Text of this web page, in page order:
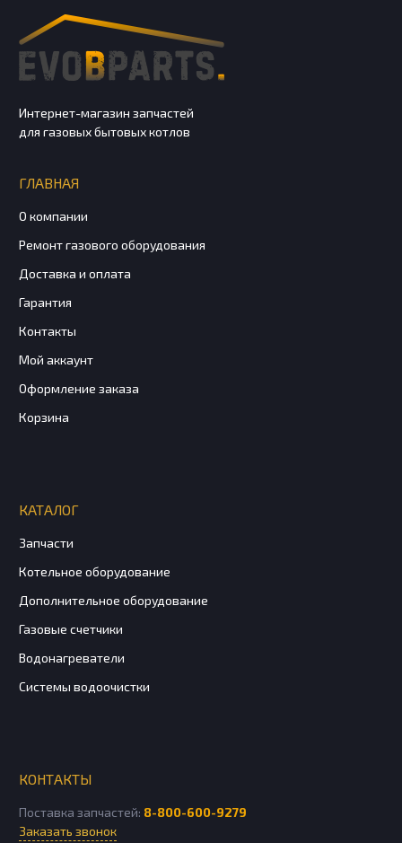
Интернет-магазин запчастей
для газовых бытовых котлов
ГЛАВНАЯ
О компании
Ремонт газового оборудования
Доставка и оплата
Гарантия
Контакты
Мой аккаунт
Оформление заказа
Корзина
КАТАЛОГ
Запчасти
Котельное оборудование
Дополнительное оборудование
Газовые счетчики
Водонагреватели
Системы водоочистки
КОНТАКТЫ
Поставка запчастей: 8-800-600-9279
Заказать звонок